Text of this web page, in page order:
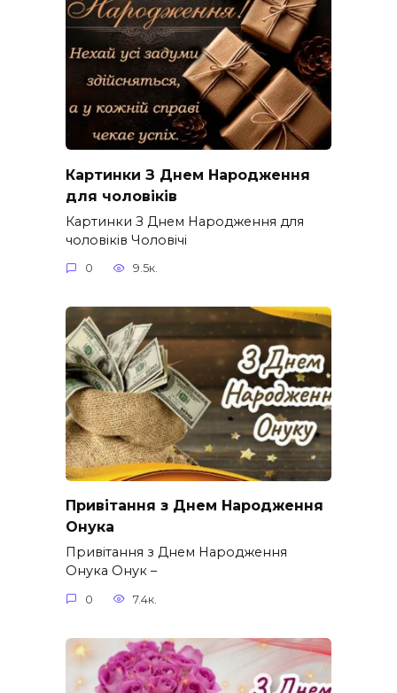
Картинки З Днем Народження
для чоловіків​
Картинки З Днем Народження для
чоловіків​ Чоловічі
0 9.5к.
Привітання з Днем Народження
Онука
Привітання з Днем Народження
Онука Онук –
0 7.4к.